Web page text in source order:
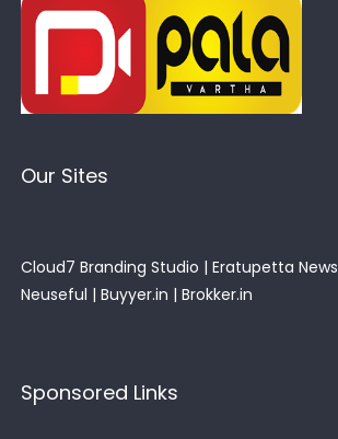
Our Sites
Cloud7 Branding Studio | Eratupetta News
Neuseful | Buyyer.in | Brokker.in
Sponsored Links